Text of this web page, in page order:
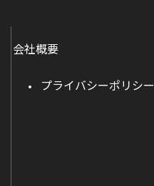
会社概要
プライバシーポリシー